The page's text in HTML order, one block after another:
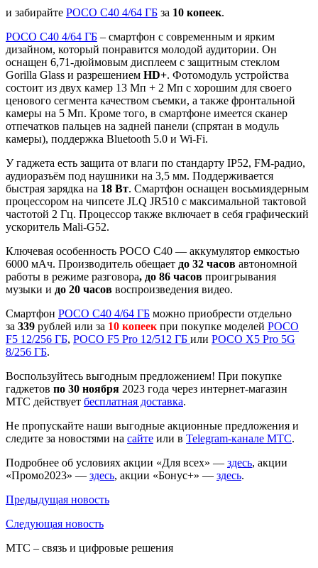
и забирайте POCO C40 4/64 ГБ за 10 копеек.
POCO C40 4/64 ГБ – смартфон с современным и ярким
дизайном, который понравится молодой аудитории. Он
оснащен 6,71-дюймовым дисплеем с защитным стеклом
Gorilla Glass и разрешением HD+. Фотомодуль устройства
состоит из двух камер 13 Мп + 2 Мп с хорошим для своего
ценового сегмента качеством съемки, а также фронтальной
камеры на 5 Мп. Кроме того, в смартфоне имеется сканер
отпечатков пальцев на задней панели (спрятан в модуль
камеры), поддержка Bluetooth 5.0 и Wi-Fi.
У гаджета есть защита от влаги по стандарту IP52, FM-радио,
аудиоразъём под наушники на 3,5 мм. Поддерживается
быстрая зарядка на 18 Вт. Смартфон оснащен восьмиядерным
процессором на чипсете JLQ JR510 с максимальной тактовой
частотой 2 Гц. Процессор также включает в себя графический
ускоритель Mali-G52.
Ключевая особенность POCO C40 — аккумулятор емкостью
6000 мАч. Производитель обещает до 32 часов автономной
работы в режиме разговора, до 86 часов проигрывания
музыки и до 20 часов воспроизведения видео.
Смартфон POCO C40 4/64 ГБ можно приобрести отдельно
за 339 рублей или за 10 копеек при покупке моделей POCO
F5 12/256 ГБ, POCO F5 Pro 12/512 ГБ или POCO X5 Pro 5G
8/256 ГБ.
Воспользуйтесь выгодным предложением! При покупке
гаджетов по 30 ноября 2023 года через интернет-магазин
МТС действует бесплатная доставка.
Не пропускайте наши выгодные акционные предложения и
следите за новостями на сайте или в Telegram-канале МТС.
Подробнее об условиях акции «Для всех» — здесь, акции
«Промо2023» — здесь, акции «Бонус+» — здесь.
Предыдущая новость
Следующая новость
МТС – связь и цифровые решения